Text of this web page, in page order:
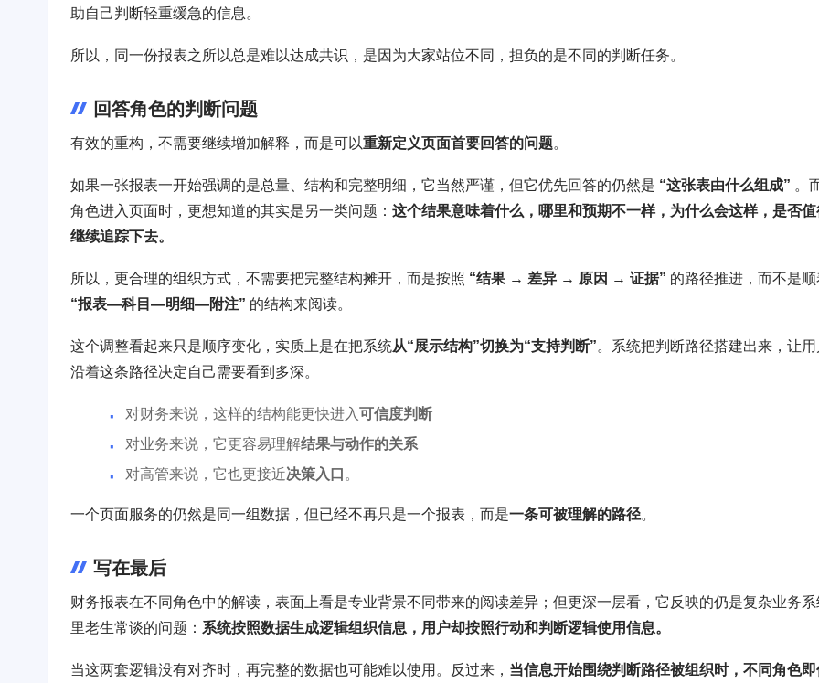
助自己判断轻重缓急的信息。
所以，同一份报表之所以总是难以达成共识，是因为大家站位不同，担负的是不同的判断任务。
回答角色的判断问题
有效的重构，不需要继续增加解释，而是可以重新定义页面首要回答的问题。
如果一张报表一开始强调的是总量、结构和完整明细，它当然严谨，但它优先回答的仍然是 “这张表由什么组成” 。
角色进入页面时，更想知道的其实是另一类问题： 这个结果意味着什么，哪里和预期不一样，为什么会这样，是否值
继续追踪下去。
所以，更合理的组织方式，不需要把完整结构摊开，而是按照 “结果 → 差异 → 原因 → 证据” 的路径推进，而不是顺
“报表—科目—明细—附注” 的结构来阅读。
这个调整看起来只是顺序变化，实质上是在把系统从“展示结构”切换为“支持判断”。系统把判断路径搭建出来，让用
沿着这条路径决定自己需要看到多深。
对财务来说，这样的结构能更快进入可信度判断
对业务来说，它更容易理解结果与动作的关系
对高管来说，它也更接近决策入口 。
一个页面服务的仍然是同一组数据，但已经不再只是一个报表，而是一条可被理解的路径。
写在最后
财务报表在不同角色中的解读，表面上看是专业背景不同带来的阅读差异；但更深一层看，它反映的仍是复杂业务系
里老生常谈的问题： 系统按照数据生成逻辑组织信息，用户却按照行动和判断逻辑使用信息。
当这两套逻辑没有对齐时，再完整的数据也可能难以使用。反过来， 当信息开始围绕判断路径被组织时，不同角色即